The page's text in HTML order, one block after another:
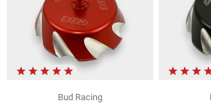
Bud Racing